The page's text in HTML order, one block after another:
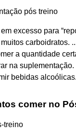
pós treino
excesso para
carboidratos.
a quantidade
na suplementação.
bebidas
comer no
treino